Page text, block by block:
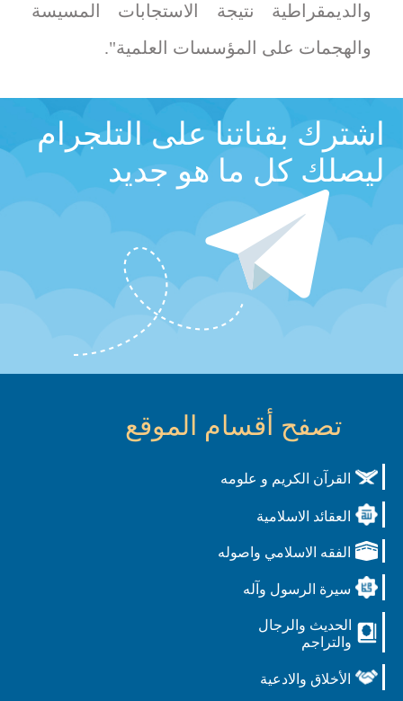
والديمقراطية نتيجة الاستجابات المسيسة
والهجمات على المؤسسات العلمية".
اشترك بقناتنا على التلجرام
ليصلك كل ما هو جديد
تصفح أقسام الموقع
القرآن الكريم و علومه
العقائد الاسلامية
الفقه الاسلامي واصوله
سيرة الرسول وآله
الحديث والرجال
والتراجم
الأخلاق والادعية